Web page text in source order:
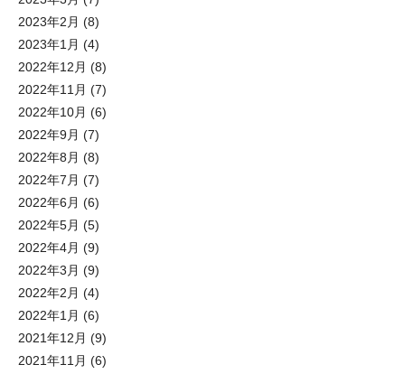
2023年2月 (8)
2023年1月 (4)
2022年12月 (8)
2022年11月 (7)
2022年10月 (6)
2022年9月 (7)
2022年8月 (8)
2022年7月 (7)
2022年6月 (6)
2022年5月 (5)
2022年4月 (9)
2022年3月 (9)
2022年2月 (4)
2022年1月 (6)
2021年12月 (9)
2021年11月 (6)